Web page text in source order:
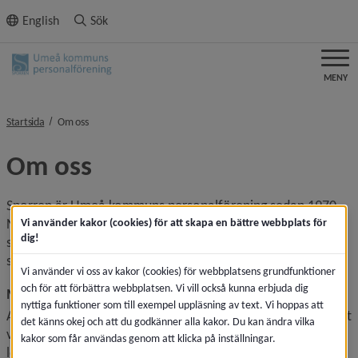
innehållet
English Sök
MENY
Startsida Om ossnivå i brödsmulenavigeringen
Om oss
Sporren är Umeå kommuns personalförening sedan 1970.
Namnet Sporren anknyter både historiskt till den tid då
stadshusområdet var regemente (K4) och till att stimulera,
sporra personalen till aktiviteter i hälsobefrämjande syfte.
Medlemskap
Alla anställda i Umeå kommun är medlemmar i Sporren, det
vill säga alla som är anställda, har arbetat och fått
lönebesked från Umeå kommun sedan 3 månader.
Vi använder kakor (cookies) för att skapa en bättre webbplats för
dig!
Vi använder vi oss av kakor (cookies) för webbplatsens grundfunktioner
och för att förbättra webbplatsen. Vi vill också kunna erbjuda dig
nyttiga funktioner som till exempel uppläsning av text. Vi hoppas att
det känns okej och att du godkänner alla kakor. Du kan ändra vilka
kakor som får användas genom att klicka på inställningar.